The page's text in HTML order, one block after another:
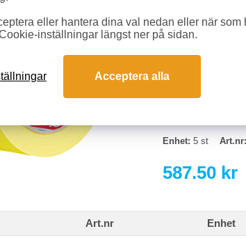
Tillförlitlig
för upp till ca 6
Bredd:30mm
Antal:
Enhet: 5 st Art.nr:
587.50 kr
Art.nr Enhet
eller hantera dina val nedan eller när som
inställningar längst ner på sidan.
Acceptera alla